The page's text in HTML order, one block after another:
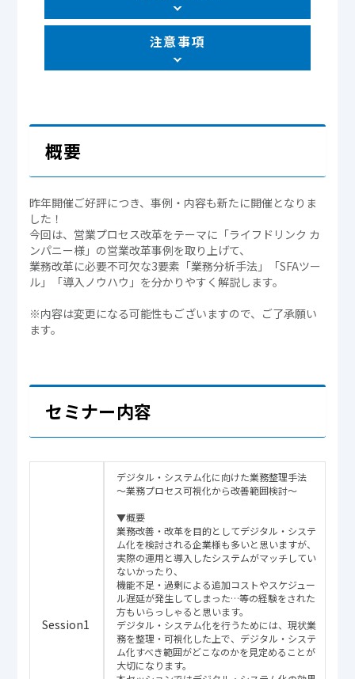
注意事項
概要
昨年開催ご好評につき、事例・内容も新たに開催となりま
した！
今回は、営業プロセス改革をテーマに「ライフドリンク カ
ンパニー様」の営業改革事例を取り上げて、
業務改革に必要不可欠な3要素「業務分析手法」「SFAツー
ル」「導入ノウハウ」を分かりやすく解説します。
※内容は変更になる可能性もございますので、ご了承願い
ます。
セミナー内容
Session1
デジタル・システム化に向けた業務整理手法
～業務プロセス可視化から改善範囲検討～
▼概要
業務改善・改革を目的としてデジタル・システ
ム化を検討される企業様も多いと思いますが、
実際の運用と導入したシステムがマッチしてい
ないかったり、
機能不足・過剰による追加コストやスケジュー
ル遅延が発生してしまった…等の経験をされた
方もいらっしゃると思います。
デジタル・システム化を行うためには、現状業
務を整理・可視化した上で、デジタル・システ
ム化すべき範囲がどこなのかを見定めることが
大切になります。